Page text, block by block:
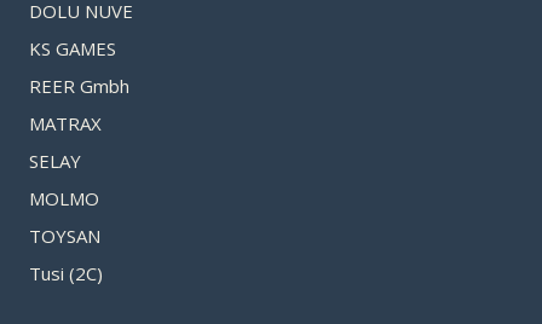
DOLU NUVE
KS GAMES
REER Gmbh
MATRAX
SELAY
MOLMO
TOYSAN
Tusi (2C)